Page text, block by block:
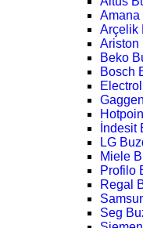
Amana
Arçelik
Ariston
Beko
Bosch
İndesit
LG
Miele
Profilo
Regal
Seg